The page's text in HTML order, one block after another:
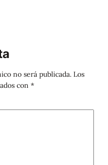
no será publicada. Los
con *